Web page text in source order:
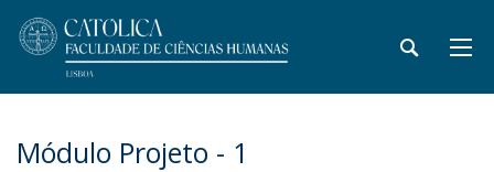
Módulo Projeto - 1